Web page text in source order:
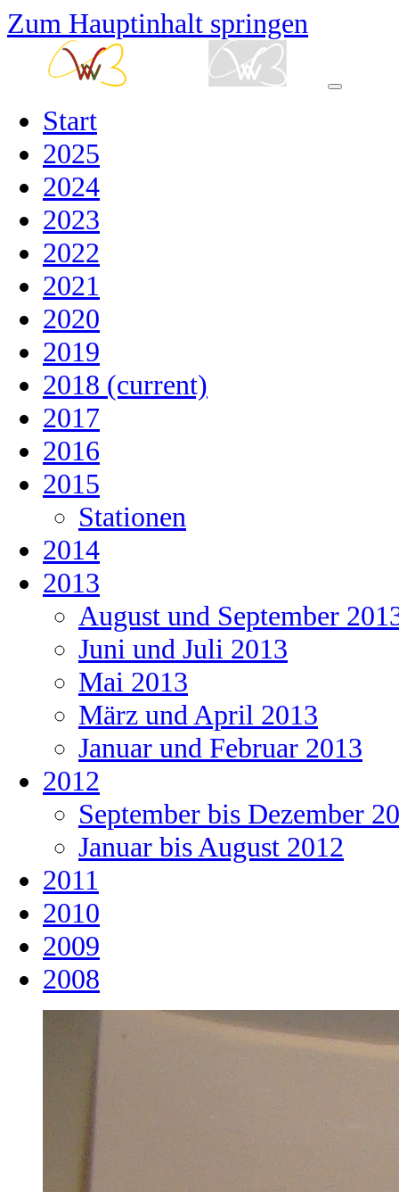
Zum Hauptinhalt springen
Start
2025
2024
2023
2022
2021
2020
2019
2018 (current)
2017
2016
2015
Stationen
2014
2013
August und September
Juni und Juli 2013
Mai 2013
März und April 2013
Januar und Februar 2013
2012
September bis Dezember
Januar bis August 2012
2011
2010
2009
2008